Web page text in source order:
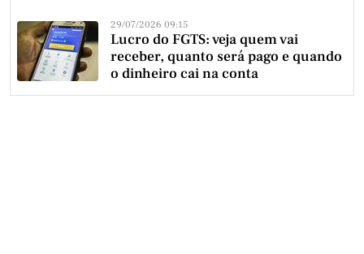
29/07/2026 09:15
Lucro do FGTS: veja quem vai
receber, quanto será pago e quando
o dinheiro cai na conta